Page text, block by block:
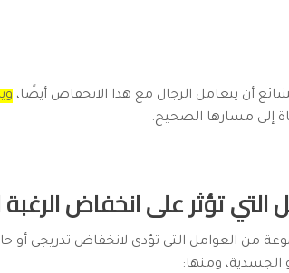
أن يتعامل الرجال مع هذا الانخفاض أيضًا،
إلى مسارها الصحيح.
التي تؤثر على انخفاض
من العوامل التي تؤدي لانخفاض تدريجي أو
الجسدية، ومنها: